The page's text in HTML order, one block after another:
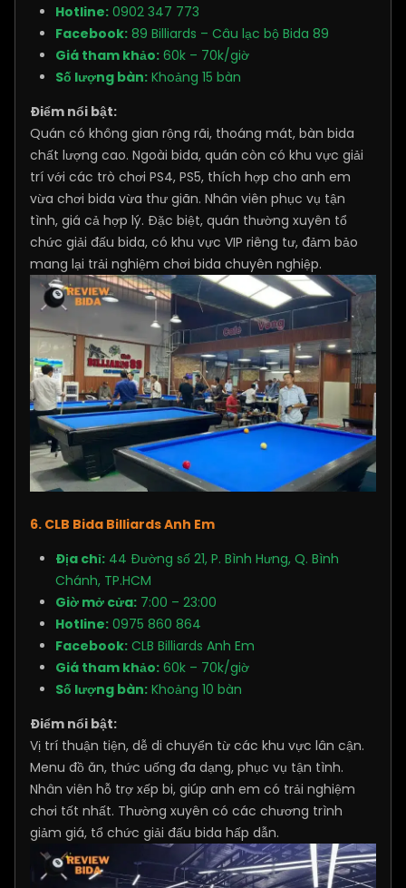
Hotline: 0902 347 773
Facebook: 89 Billiards – Câu lạc bộ Bida 89
Giá tham khảo: 60k – 70k/giờ
Số lượng bàn: Khoảng 15 bàn
Điểm nổi bật:
Quán có không gian rộng rãi, thoáng mát, bàn bida
chất lượng cao. Ngoài bida, quán còn có khu vực giải
trí với các trò chơi PS4, PS5, thích hợp cho anh em
vừa chơi bida vừa thư giãn. Nhân viên phục vụ tận
tình, giá cả hợp lý. Đặc biệt, quán thường xuyên tổ
chức giải đấu bida, có khu vực VIP riêng tư, đảm bảo
mang lại trải nghiệm chơi bida chuyên nghiệp.
6. CLB Bida Billiards Anh Em
Địa chỉ: 44 Đường số 21, P. Bình Hưng, Q. Bình
Chánh, TP.HCM
Giờ mở cửa: 7:00 – 23:00
Hotline: 0975 860 864
Facebook: CLB Billiards Anh Em
Giá tham khảo: 60k – 70k/giờ
Số lượng bàn: Khoảng 10 bàn
Điểm nổi bật:
Vị trí thuận tiện, dễ di chuyển từ các khu vực lân cận.
Menu đồ ăn, thức uống đa dạng, phục vụ tận tình.
Nhân viên hỗ trợ xếp bi, giúp anh em có trải nghiệm
chơi tốt nhất. Thường xuyên có các chương trình
giảm giá, tổ chức giải đấu bida hấp dẫn.